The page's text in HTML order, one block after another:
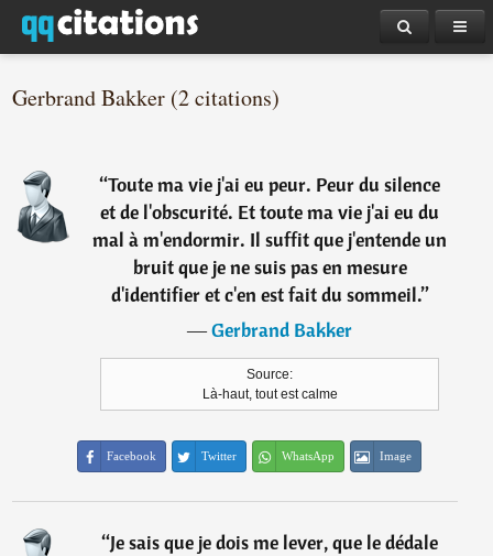
Gerbrand Bakker (2 citations)
“Toute ma vie j'ai eu peur. Peur du silence
et de l'obscurité. Et toute ma vie j'ai eu du
mal à m'endormir. Il suffit que j'entende un
bruit que je ne suis pas en mesure
d'identifier et c'en est fait du sommeil.”
―Gerbrand Bakker
Source:
Là-haut, tout est calme
Facebook Twitter WhatsApp Image
“Je sais que je dois me lever, que le dédale